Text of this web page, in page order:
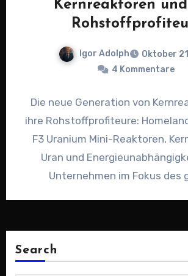
Kernreaktoren
Igor Adolph
Oktober
4 Kommentare
Die neue Generation von
ihre Rohstoffprofiteure:
F3 Uranium Mini-Reaktoren,
Uran und
Unternehmen im Fokus des
Search